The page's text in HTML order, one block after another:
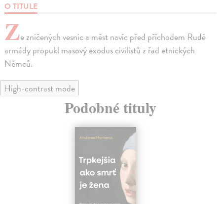
O TITULE
Ze zničených vesnic a měst navíc před příchodem Rudé
armády propukl masový exodus civilistů z řad etnických
Němců.
High-contrast mode
Podobné tituly